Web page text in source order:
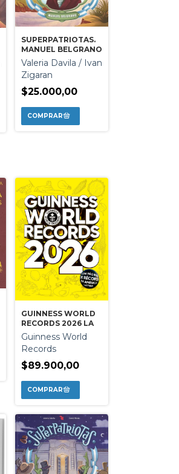
SUPERPATRIOTAS.
MANUEL BELGRANO
Valeria Davila / Ivan
Zigaran
$25.000,00
GUINNESS WORLD
RECORDS 2026 LA
Guinness World
Records
$89.900,00